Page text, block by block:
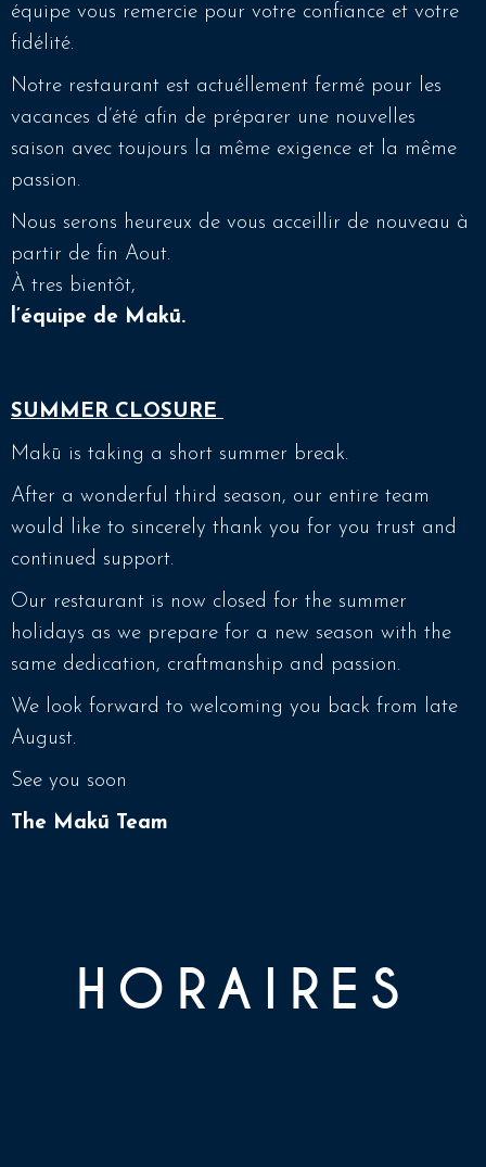
équipe vous remercie pour votre confiance et votre
fidélité.
Notre restaurant est actuéllement fermé pour les
vacances d’été afin de préparer une nouvelles
saison avec toujours la même exigence et la même
passion.
Nous serons heureux de vous acceillir de nouveau à
partir de fin Aout.
À tres bientôt,
l’équipe de Makū.
SUMMER CLOSURE
Makū is taking a short summer break.
After a wonderful third season, our entire team
would like to sincerely thank you for you trust and
continued support.
Our restaurant is now closed for the summer
holidays as we prepare for a new season with the
same dedication, craftmanship and passion.
We look forward to welcoming you back from late
August.
See you soon
The Makū Team
HORAIRES